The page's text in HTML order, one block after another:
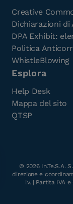
l'e-
Creative
Dichiarazioni di
DPA Exhibit:
Politica
WhistleBlowing
Esplora
Help Desk
Mappa del sito
QTSP
© 2026In.Te.S.A.
direzione e
i.v. | Partita IVA